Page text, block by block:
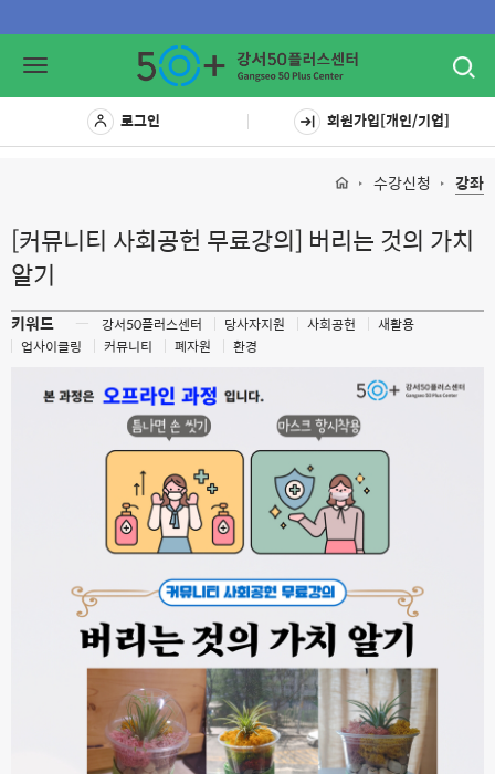
Toggle
로그인 회원가입[개인/기업]
수강신청 강좌
[커뮤니티 사회공헌 무료강의] 버리는 것의 가치
알기
키워드 ㅡ 강서50플러스센터 당사자지원 사회공헌
새활용
업사이클링
커뮤니티 폐자원 환경